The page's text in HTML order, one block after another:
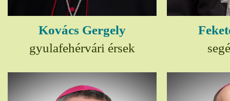
Kovács Gergely
gyulafehérvári érsek